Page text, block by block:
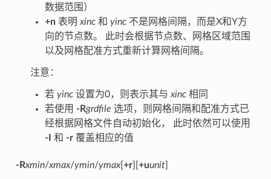
数据范围）
+n表明xinc和 yinc不是网格间隔，而是X和Y方
向的节点数。 此时会根据节点数、网格区域范围
以及网格配准方式重新计算网格间隔。
注意：
若 yinc设置为0，则表示其与xinc相同
若使用 -Rgrdfile 选项，则网格间隔和配准方式已
经根据网格文件自动初始化， 此时依然可以使用
-I
和 -r覆盖相应的值
-Rxmin/xmax/ymin/ymax[ +r][ +uunit]